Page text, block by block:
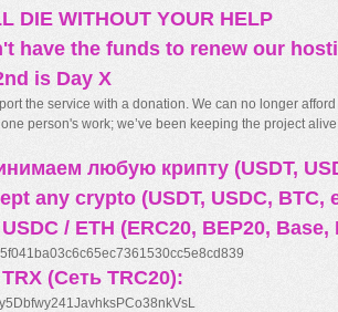
DIE WITHOUT YOUR HELP
have the funds to renew our
is Day X
the service with a donation. We can no longer
person's work; we’ve been keeping the project
любую крипту (USDT,
any crypto (USDT, USDC, BTC,
/ ETH (ERC20, BEP20, Base,
(Сеть TRC20):